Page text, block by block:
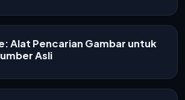
Alat Pencarian Gambar untuk
Asli